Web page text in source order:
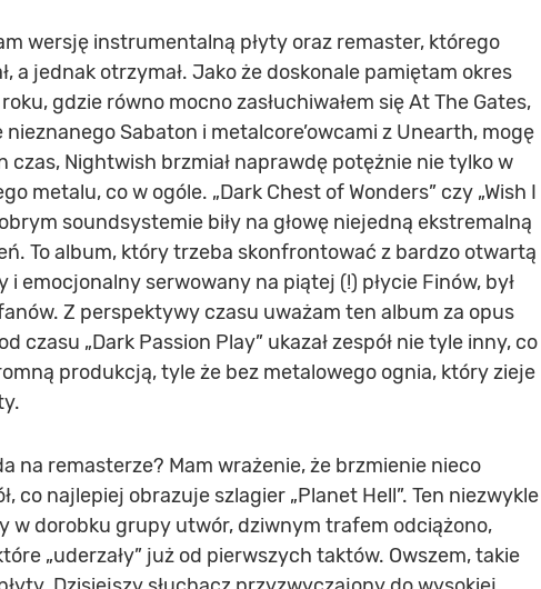
wersję instrumentalną płyty oraz remaster, którego
a jednak otrzymał. Jako że doskonale pamiętam okres
gdzie równo mocno zasłuchiwałem się At The Gates,
Sabaton i metalcore’owcami z Unearth, mogę
czas, Nightwish brzmiał naprawdę potężnie nie tylko w
metalu, co w ogóle. „Dark Chest of Wonders” czy „Wish I
soundsystemie biły na głowę niejedną ekstremalną
To album, który trzeba skonfrontować z bardzo otwartą
i emocjonalny serwowany na piątej (!) płycie Finów, był
Z perspektywy czasu uważam ten album za opus
czasu „Dark Passion Play” ukazał zespół nie tyle inny, co
produkcją, tyle że bez metalowego ognia, który zieje
na remasterze? Mam wrażenie, że brzmienie nieco
co najlepiej obrazuje szlagier „Planet Hell”. Ten niezwykle
w dorobku grupy utwór, dziwnym trafem odciążono,
„uderzały” już od pierwszych taktów. Owszem, takie